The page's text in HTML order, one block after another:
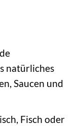
natürliches
Saucen und
Fisch oder